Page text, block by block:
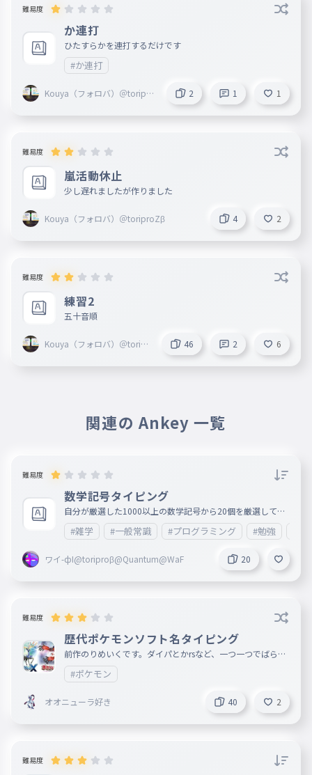
難易度
か連打
ひたすらかを連打するだけです
#か連打
Kouya（フォロバ）＠toripro
2 1 1
難易度
嵐活動休止
少し遅れましたが作りました
Kouya（フォロバ）＠toriproZβ 4 2
難易度
練習2
五十音順
Kouya（フォロバ）＠toripr
46 2 6
関連の Ankey 一覧
難易度
数学記号タイピング
自分が厳選した1000以上の数学記号から20個を厳選して選
びました！
#雑学 #一般常識 #プログラミング #勉強
ワイ-фI@toriproβ@Quantum@WaF 20
難易度
歴代ポケモンソフト名タイピング
前作のりめいくです。ダイパとかrsなど、一つ一つでばらし
ました。とくべつソフト他にあったら教えてください
#ポケモン
オオニューラ好き 40 2
難易度